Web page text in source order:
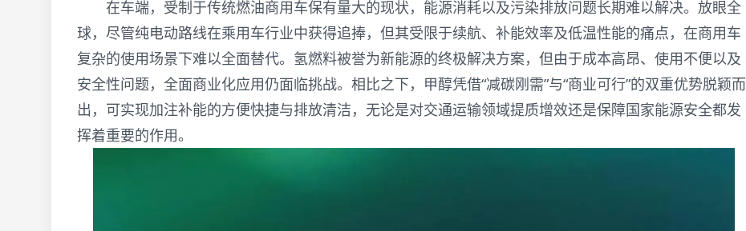
在车端，受制于传统燃油商用车保有量大的现状，能源消耗以及污染排放问题长期难以解决。放眼全
球，尽管纯电动路线在乘用车行业中获得追捧，但其受限于续航、补能效率及低温性能的痛点，在商用车
复杂的使用场景下难以全面替代。氢燃料被誉为新能源的终极解决方案，但由于成本高昂、使用不便以及
安全性问题，全面商业化应用仍面临挑战。相比之下，甲醇凭借“减碳刚需”与“商业可行”的双重优势脱颖而
出，可实现加注补能的方便快捷与排放清洁，无论是对交通运输领域提质增效还是保障国家能源安全都发
挥着重要的作用。